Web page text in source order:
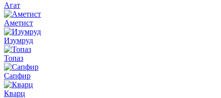
Агат
Аметист
Изумруд
Топаз
Сапфир
Кварц